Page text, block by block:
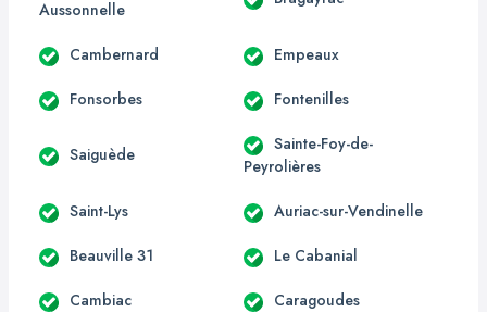
Aussonnelle
Cambernard Empeaux
Fonsorbes Fontenilles
Saiguède
Sainte-Foy-de-
Peyrolières
Saint-Lys Auriac-sur-Vendinelle
Beauville 31 Le Cabanial
Cambiac Caragoudes